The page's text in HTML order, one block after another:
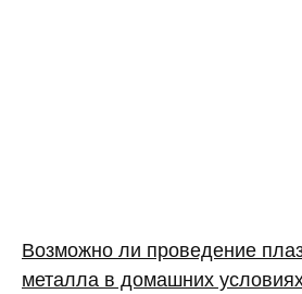
Возможно ли проведение
металла в домашних